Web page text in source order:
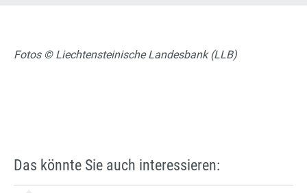
Fotos © Liechtensteinische Landesbank (LLB)
Das könnte Sie auch interessieren: